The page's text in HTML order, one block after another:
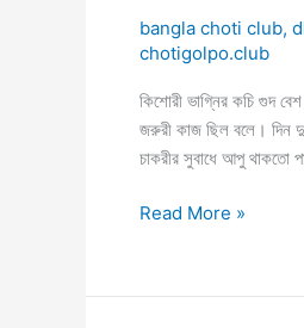
bangla choti club,
chotigolpo.club
কিশোরী ভাগ্নির কচি গুদ
জরুরী কাজ ছিল বলে। দিন
চাকরীর সুবাধে আপু থাকতো
ভেতরের
না
Read More »